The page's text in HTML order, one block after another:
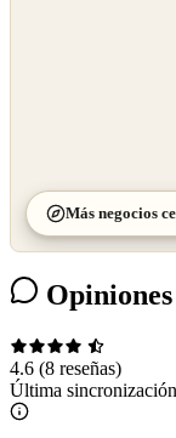
Más negocios
4.6 (8 reseñas)
Última